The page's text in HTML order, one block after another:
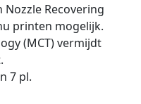
Nozzle Recovering
printen mogelijk.
(MCT) vermijdt
7 pl.